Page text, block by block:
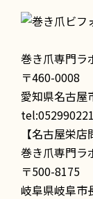
巻き爪専門ラ
〒460-0008
愛知県名古屋
【名古屋栄
巻き爪専門ラ
〒500-8175
岐阜県岐阜市